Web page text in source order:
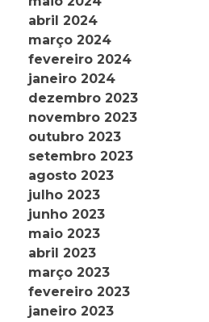
abril 2024
março 2024
fevereiro 2024
janeiro 2024
dezembro 2023
novembro 2023
outubro 2023
setembro 2023
agosto 2023
julho 2023
junho 2023
maio 2023
abril 2023
março 2023
fevereiro 2023
janeiro 2023